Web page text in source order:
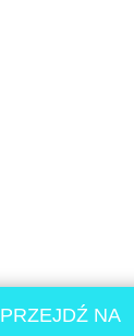
PRZEJDŹ NA